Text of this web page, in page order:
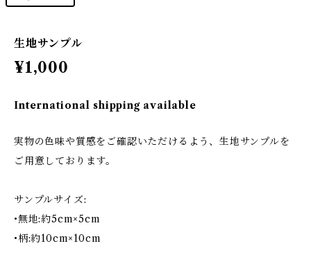
生地サンプル
¥1,000
International shipping available
実物の色味や質感をご確認いただけるよう、生地サンプルを
ご用意しております。
サンプルサイズ:
•無地:約5cm×5cm
•柄:約10cm×10cm